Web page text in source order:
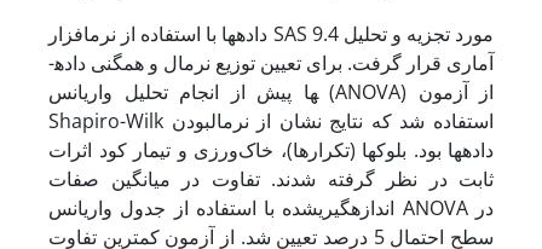
داده­ها با استفاده از نرم­افزار SAS 9.4 مورد تجزیه و تحلیل
آماری قرار گرفت. برای تعیین توزیع نرمال و همگنی داده­
ها پیش از انجام تحلیل واریانس (ANOVA) از آزمون
Shapiro-Wilk استفاده شد که نتایج نشان از نرمال­بودن
داده­ها بود. بلوک­ها (تکرارها)، خاک‌ورزی و تیمار کود اثرات
ثابت در نظر گرفته شدند. تفاوت در میانگین صفات
اندازه­گیری­شده با استفاده از جدول واریانس ANOVA در
سطح احتمال 5 درصد تعیین شد. از آزمون کمترین تفاوت